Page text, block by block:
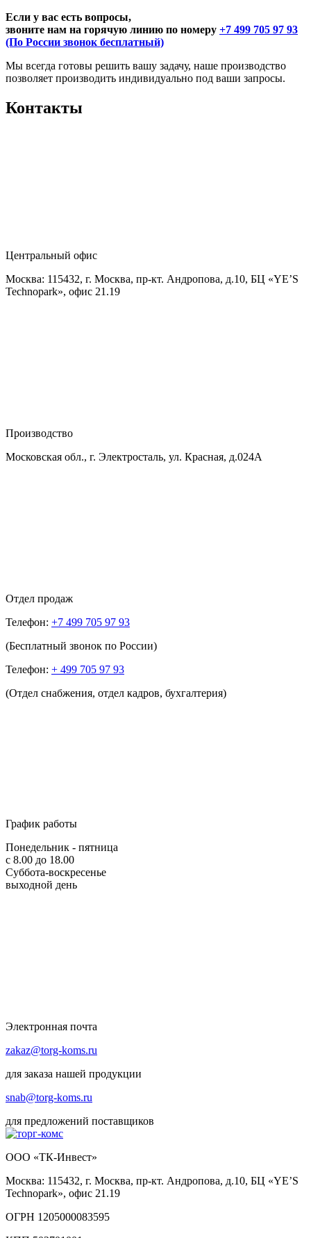
Если у вас есть вопросы,
звоните нам на горячую линию по номеру +7 499 705 97 93
(По России звонок бесплатный)
Мы всегда готовы решить вашу задачу, наше производство
позволяет производить индивидуально под ваши запросы.
Контакты
Центральный офис
Москва: 115432, г. Москва, пр-кт. Андропова, д.10, БЦ «YE’S
Technopark», офис 21.19
Производство
Московская обл., г. Электросталь, ул. Красная, д.024А
Отдел продаж
Телефон: +7 499 705 97 93
(Бесплатный звонок по России)
Телефон: + 499 705 97 93
(Отдел снабжения, отдел кадров, бухгалтерия)
График работы
Понедельник - пятница
с 8.00 до 18.00
Суббота-воскресенье
выходной день
Электронная почта
zakaz@torg-koms.ru
для заказа нашей продукции
snab@torg-koms.ru
для предложений поставщиков
ООО «ТК-Инвест»
Москва: 115432, г. Москва, пр-кт. Андропова, д.10, БЦ «YE’S
Technopark», офис 21.19
ОГРН 1205000083595